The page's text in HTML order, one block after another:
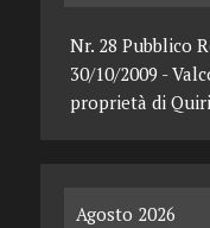
Nr. 28 Pubblico
30/10/2009 -
proprietà di
Agosto 2026